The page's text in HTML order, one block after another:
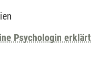
Psychologin erklärt